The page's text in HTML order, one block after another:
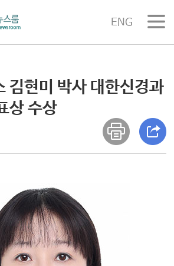
ENG
김현미 박사 대한신경과
상 수상